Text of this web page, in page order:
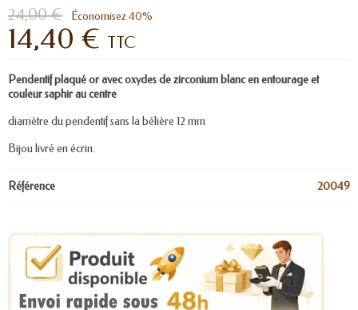
24,00 € Économisez 40%
14,40 € TTC
Pendentif plaqué or avec oxydes de zirconium blanc en entourage et
couleur saphir au centre
diamètre du pendentif sans la bélière 12 mm
Bijou livré en écrin.
Référence 20049